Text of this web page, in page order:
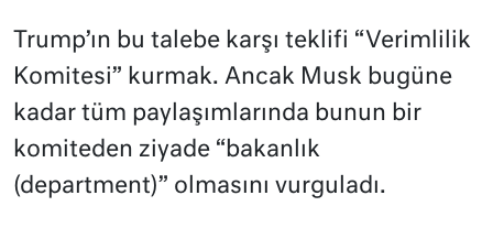
Trump’ın bu talebe karşı teklifi “Verimlilik
Komitesi” kurmak. Ancak Musk bugüne
kadar tüm paylaşımlarında bunun bir
komiteden ziyade “bakanlık
(department)” olmasını vurguladı.